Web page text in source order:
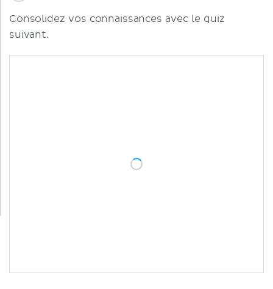
Consolidez vos connaissances avec le quiz
suivant.